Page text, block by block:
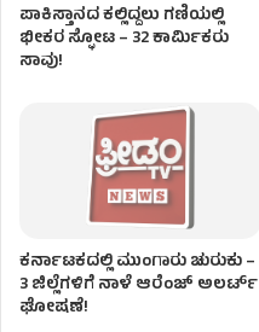
ಪಾಕಿಸ್ತಾನದ ಕಲ್ಲಿದ್ದಲು ಗಣಿಯಲ್ಲಿ
ಭೀಕರ ಸ್ಫೋಟ – 32 ಕಾರ್ಮಿಕರು
ಸಾವು!
ಕರ್ನಾಟಕದಲ್ಲಿ ಮುಂಗಾರು ಚುರುಕು –
3 ಜಿಲ್ಲೆಗಳಿಗೆ ನಾಳೆ ಆರೆಂಜ್​​ ಅಲರ್ಟ್​​
ಘೋಷಣೆ!